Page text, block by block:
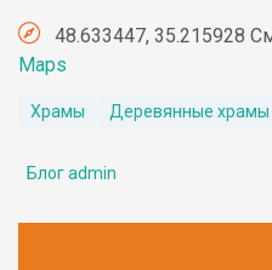
48.633447, 35.215928
Maps
Храмы Деревянные храмы
Блог admin